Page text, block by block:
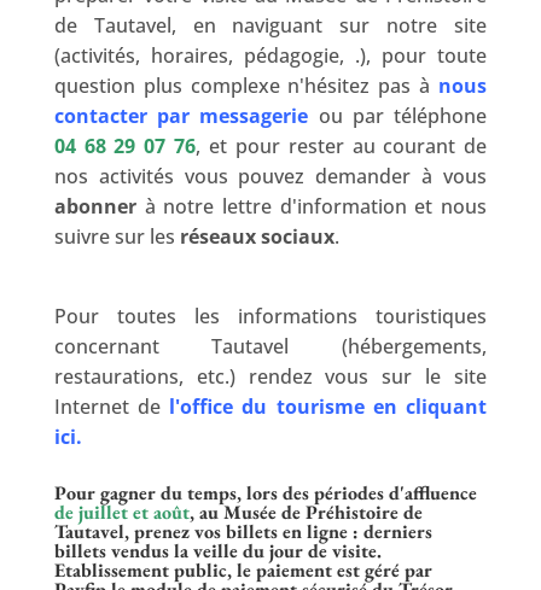
de Tautavel, en naviguant sur notre site
(activités, horaires, pédagogie, .), pour toute
question plus complexe n'hésitez pas à nous
contacter par messagerie ou par téléphone
04 68 29 07 76, et pour rester au courant de
nos activités vous pouvez demander à vous
abonnerà notre lettre d'information et nous
suivre sur les réseaux sociaux.
Pour toutes les informations touristiques
concernant Tautavel (hébergements,
restaurations, etc.) rendez vous sur le site
Internet de l'office du tourisme en cliquant
ici.
Pour gagner du temps, lors des périodes d'affluence
de juillet et août, au Musée de Préhistoire de
Tautavel, prenez vos billets en ligne : derniers
billets vendus la veille du jour de visite.
Etablissement public, le paiement est géré par